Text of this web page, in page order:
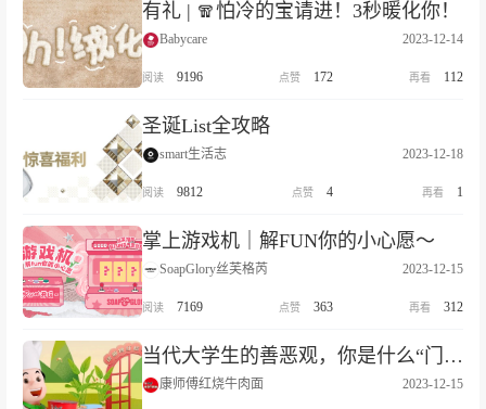
有礼 | 🧣怕冷的宝请进！3秒暖化你！
Babycare 2023-12-14
9196 172 112
圣诞List全攻略
smart生活志 2023-12-18
9812 4 1
掌上游戏机｜解FUN你的小心愿～
SoapGlory丝芙格芮 2023-12-15
7169 363 312
当代大学生的善恶观，你是什么“门”？
康师傅红烧牛肉面 2023-12-15